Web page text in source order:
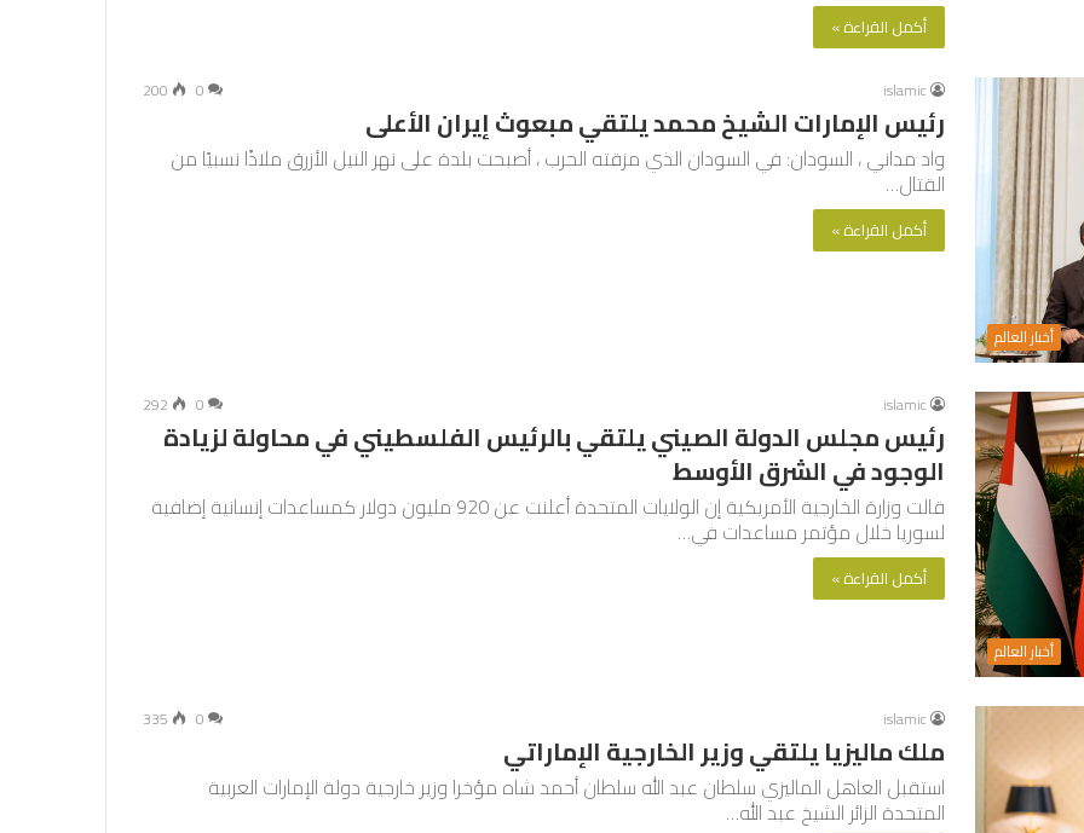
أكمل القراءة »
أخبار العالم
islamic
0
200
رئيس الإمارات الشيخ محمد يلتقي مبعوث إيران الأعلى
واد مداني ، السودان: في السودان الذي مزقته الحرب ، أصبحت بلدة على نهر النيل الأزرق ملاذًا نسبيًا من
القتال…
أكمل القراءة »
أخبار العالم
islamic
0
292
رئيس مجلس الدولة الصيني يلتقي بالرئيس الفلسطيني في محاولة لزيادة
الوجود في الشرق الأوسط
قالت وزارة الخارجية الأمريكية إن الولايات المتحدة أعلنت عن 920 مليون دولار كمساعدات إنسانية إضافية
لسوريا خلال مؤتمر مساعدات في…
أكمل القراءة »
islamic
0
335
ملك ماليزيا يلتقي وزير الخارجية الإماراتي
استقبل العاهل الماليزي سلطان عبد الله سلطان أحمد شاه مؤخرا وزير خارجية دولة الإمارات العربية
المتحدة الزائر الشيخ عبد الله…